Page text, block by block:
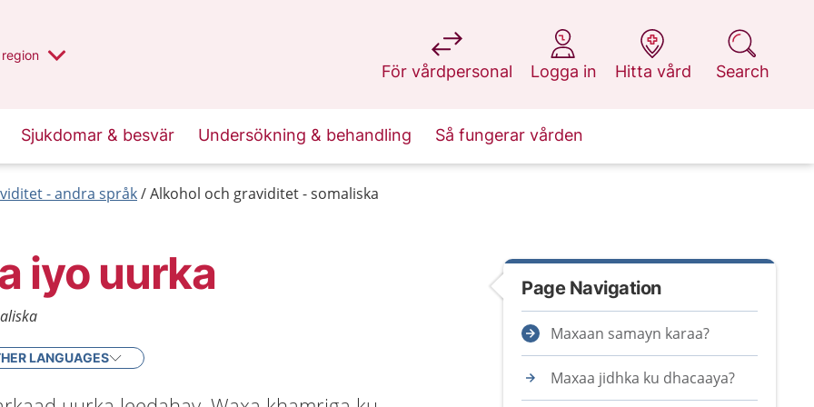
valt region
en annan
region
För vårdpersonal
at 1177.se
Logga in
at 1177.se
Hitta vård
at 1177.se
Search
at 1177.se
Sjukdomar & besvär Undersökning & behandling Så fungerar vården
- andra språk Alkohol och graviditet - somaliska
iyo uurka
LANGUAGES
Page Navigation
Maxaan samayn karaa?
Maxaa jidhka ku dhacaaya?